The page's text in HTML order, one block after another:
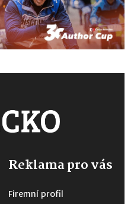
Reklama pro vás
Firemní profil